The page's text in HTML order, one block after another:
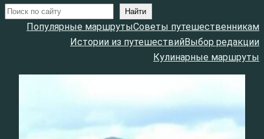
Поиск Найти
Популярные маршрутыСоветы путешественникам
Истории из путешествийВыбор редакции
Кулинарные маршруты